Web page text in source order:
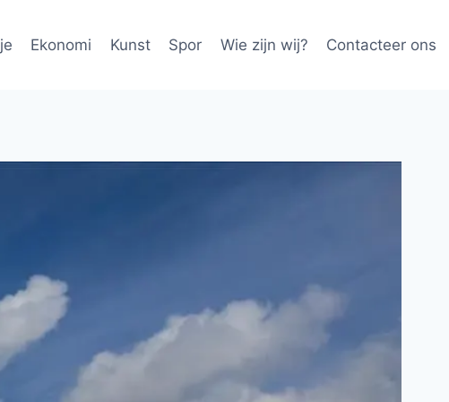
Ekonomi Kunst Spor Wie zijn wij? Contacteer ons